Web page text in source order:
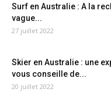
Surf en Australie : A la
vague...
27 juillet 2022
Skier en Australie : une
vous conseille de...
20 juillet 2022